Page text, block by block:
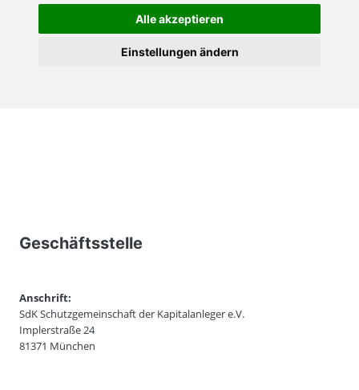
Alle akzeptieren
Einstellungen ändern
Geschäftsstelle
Anschrift:
SdK Schutzgemeinschaft der Kapitalanleger e.V.
Implerstraße 24
81371 München